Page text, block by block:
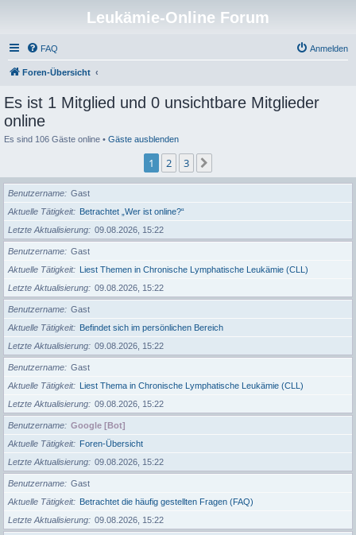
Leukämie-Online Forum
FAQ Anmelden
Foren-Übersicht
Es ist 1 Mitglied und 0 unsichtbare Mitglieder
online
Es sind 106 Gäste online • Gäste ausblenden
1 2 3
Benutzername
Gast
Aktuelle Tätigkeit
Betrachtet „Wer ist online?“
Letzte Aktualisierung
09.08.2026, 15:22
Benutzername
Gast
Aktuelle Tätigkeit
Liest Themen in Chronische Lymphatische Leukämie (CLL)
Letzte Aktualisierung
09.08.2026, 15:22
Benutzername
Gast
Aktuelle Tätigkeit
Befindet sich im persönlichen Bereich
Letzte Aktualisierung
09.08.2026, 15:22
Benutzername
Gast
Aktuelle Tätigkeit
Liest Thema in Chronische Lymphatische Leukämie (CLL)
Letzte Aktualisierung
09.08.2026, 15:22
Benutzername
Google [Bot]
Aktuelle Tätigkeit
Foren-Übersicht
Letzte Aktualisierung
09.08.2026, 15:22
Benutzername
Gast
Aktuelle Tätigkeit
Betrachtet die häufig gestellten Fragen (FAQ)
Letzte Aktualisierung
09.08.2026, 15:22